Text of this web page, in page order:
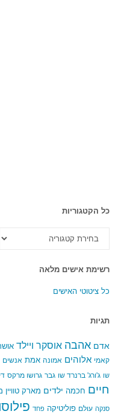
כל הקטגוריות
הקטגוריות
רשימת אישים מלאה
כל ציטוטי האישים
תגיות
אדם אהבה אוסקר ויילד
קאמי אלוהים אמונה אמת אנשים
שו ג'ורג' ברנרד שו גבר גרושו מרקס
חיים חכמה ילדים מארק טוויין
סנקה עולם פוליטיקה פחד